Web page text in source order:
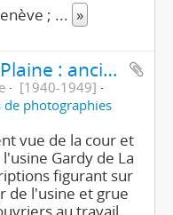
; ... »
Dardagny, La Plaine : ancienne usine Gardy
[1940-1949]
de photographies
vue de la cour et
Gardy de La
figurant sur
de l'usine et grue